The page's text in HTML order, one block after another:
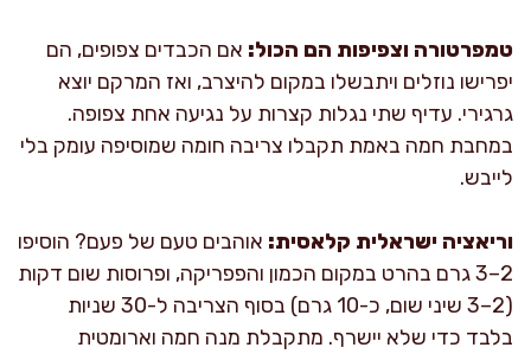
טמפרטורה וצפיפות הם הכול: אם הכבדים צפופים, הם
יפרישו נוזלים ויתבשלו במקום להיצרב, ואז המרקם יוצא
גרגירי. עדיף שתי נגלות קצרות על נגיעה אחת צפופה.
במחבת חמה באמת תקבלו צריבה חומה שמוסיפה עומק בלי
לייבש.
וריאציה ישראלית קלאסית: אוהבים טעם של פעם? הוסיפו
2–3 גרם בהרט במקום הכמון והפפריקה, ופרוסות שום דקות
(2–3 שיני שום, כ-10 גרם) בסוף הצריבה ל-30 שניות
בלבד כדי שלא יישרף. מתקבלת מנה חמה וארומטית